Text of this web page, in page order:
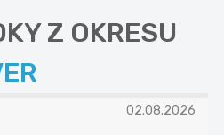
Z OKRESU
02.08.2026